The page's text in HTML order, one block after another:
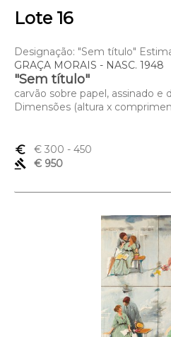
Lote 16
Designação: "Sem título"
GRAÇA MORAIS - NASC. 1948
"Sem título"
carvão sobre papel, assinado e
Dimensões (altura x
euro_symbol € 300 - 450
gavel
€ 950